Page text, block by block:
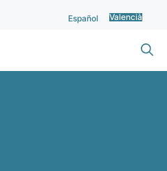
Español Valencià